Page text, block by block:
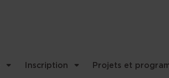
Inscription Projets et